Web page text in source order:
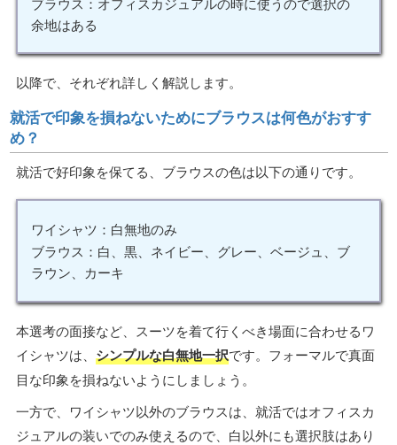
余地はある
以降で、それぞれ詳しく解説します。
就活で印象を損ねないためにブラウスは何色がおすす
め？
就活で好印象を保てる、ブラウスの色は以下の通りです。
ワイシャツ：白無地のみ
ブラウス：白、黒、ネイビー、グレー、ベージュ、ブ
ラウン、カーキ
本選考の面接など、スーツを着て行くべき場面に合わせるワ
イシャツは、 シンプルな白無地一択です。フォーマルで真面
目な印象を損ねないようにしましょう。
一方で、ワイシャツ以外のブラウスは、就活ではオフィスカ
ジュアルの装いでのみ使えるので、白以外にも選択肢はあり